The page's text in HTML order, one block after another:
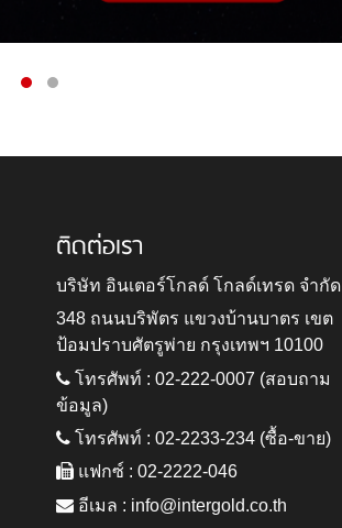
ติดต่อเรา
บริษัท อินเตอร์โกลด์ โกลด์เทรด จำกัด
348 ถนนบริพัตร แขวงบ้านบาตร เขต
ป้อมปราบศัตรูพ่าย กรุงเทพฯ 10100
โทรศัพท์ : 02-222-0007 (สอบถาม
ข้อมูล)
โทรศัพท์ : 02-2233-234 (ซื้อ-ขาย)
แฟกซ์ : 02-2222-046
อีเมล : info@intergold.co.th